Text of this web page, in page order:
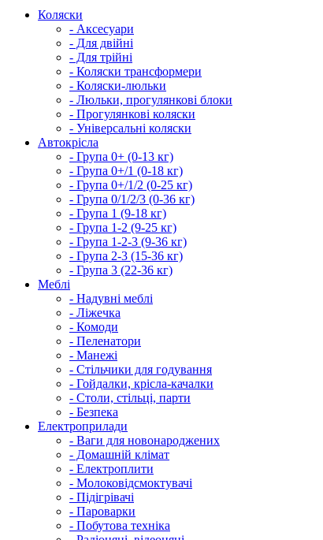
Коляски
- Аксесуари
- Для двійні
- Для трійні
- Коляски трансформери
- Коляски-люльки
- Люльки, прогулянкові блоки
- Прогулянкові коляски
- Універсальні коляски
Автокрісла
- Група 0+ (0-13 кг)
- Група 0+/1 (0-18 кг)
- Група 0+/1/2 (0-25 кг)
- Група 0/1/2/3 (0-36 кг)
- Група 1 (9-18 кг)
- Група 1-2 (9-25 кг)
- Група 1-2-3 (9-36 кг)
- Група 2-3 (15-36 кг)
- Група 3 (22-36 кг)
Меблі
- Надувні меблі
- Ліжечка
- Комоди
- Пеленатори
- Манежі
- Стільчики для годування
- Гойдалки, крісла-качалки
- Столи, стільці, парти
- Безпека
Електроприлади
- Ваги для новонароджених
- Домашній клімат
- Електроплити
- Молоковідсмоктувачі
- Підігрівачі
- Пароварки
- Побутова техніка